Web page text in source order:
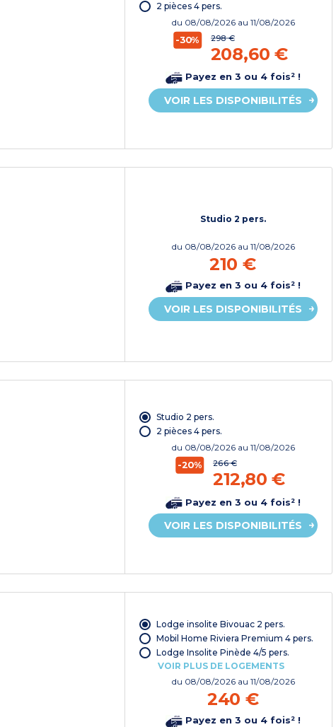
2 pièces 4 pers.
du 08/08/2026 au 11/08/2026
-30% 298 €
208,60 €
Payez en 3 ou 4 fois² !
VOIR LES DISPONIBILITÉS
Studio 2 pers.
du 08/08/2026 au 11/08/2026
210 €
Payez en 3 ou 4 fois² !
VOIR LES DISPONIBILITÉS
Studio 2 pers.
2 pièces 4 pers.
du 08/08/2026 au 11/08/2026
-20% 266 €
212,80 €
Payez en 3 ou 4 fois² !
VOIR LES DISPONIBILITÉS
Lodge insolite Bivouac 2 pers.
Mobil Home Riviera Premium 4 pers.
Lodge Insolite Pinède 4/5 pers.
VOIR PLUS DE LOGEMENTS
du 08/08/2026 au 11/08/2026
240 €
Payez en 3 ou 4 fois² !